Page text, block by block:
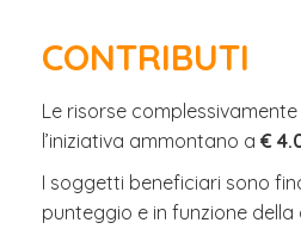
CONTRIBUTI
Le risorse
l’iniziativa ammontano a €
I soggetti beneficiari sono
punteggio e in funzione della